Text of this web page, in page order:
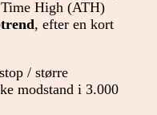
High (ATH)
, efter en kort
/ større
modstand i 3.000